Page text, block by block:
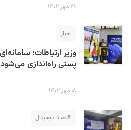
۲۶ مهر ۱۴۰۲
اخبار
وزیر ارتباطات:
پستی راه‌اندازی می‌شود
۱۸ مهر ۱۴۰۲
اقتصاد دیجیتال